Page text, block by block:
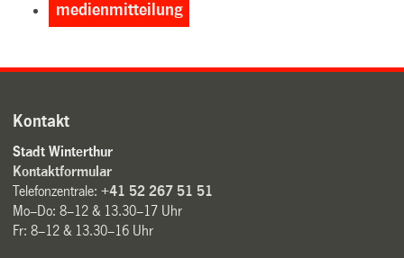
medienmitteilung
Kontakt
Stadt Winterthur
Kontaktformular
Telefonzentrale:+41 52 267 51 51
Mo–Do: 8–12 & 13.30–17 Uhr
Fr: 8–12 & 13.30–16 Uhr